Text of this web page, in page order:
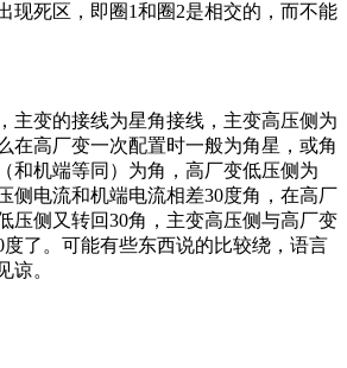
现死区，即圈1和圈2是相交的，而不能
主变的接线为星角接线，主变高压侧为
在高厂变一次配置时一般为角星，或角
和机端等同）为角，高厂变低压侧为
侧电流和机端电流相差30度角，在高厂
压侧又转回30角，主变高压侧与高厂变
了。可能有些东西说的比较绕，语言
谅。